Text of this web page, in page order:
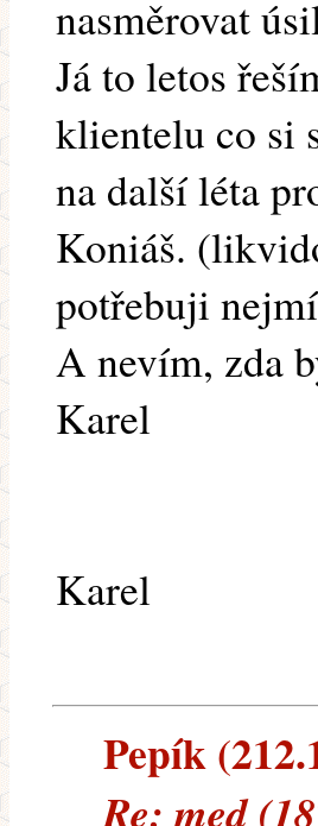
nasměrovat
Já to letos
klientelu co si
na další léta
Koniáš.
potřebuji
A nevím, zda
Karel
Karel
Pepík
Re: med